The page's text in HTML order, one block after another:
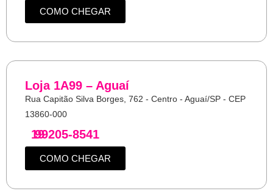
COMO CHEGAR
Loja 1A99 – Aguaí
Rua Capitão Silva Borges, 762 - Centro - Aguaí/SP - CEP
13860-000
19
99205-8541
COMO CHEGAR